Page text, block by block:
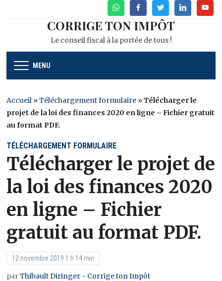
WhatsAppFacebookTwitterLinkedin
CORRIGE TON IMPÔT
Le conseil fiscal à la portée de tous !
MENU
Accueil »Téléchargement formulaire »Télécharger le
projet de la loi des finances 2020 en ligne – Fichier gratuit
au format PDF.
TÉLÉCHARGEMENT FORMULAIRE
Télécharger le projet de
la loi des finances 2020
en ligne – Fichier
gratuit au format PDF.
12 novembre 2019 1 h 14 min
parThibault Diringer - Corrige ton Impôt